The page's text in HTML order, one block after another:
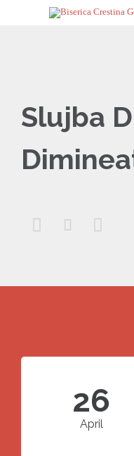
Slujba
  
26
April